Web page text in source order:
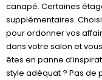
canapé. Certaines
supplémentaires.
pour ordonner vos
dans votre salon et
êtes en panne
style adéquat ? Pas de